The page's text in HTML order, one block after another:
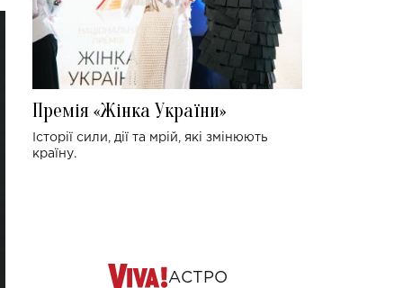
Премія «Жінка України»
Історії сили, дії та мрій, які змінюють
країну.
АСТРО